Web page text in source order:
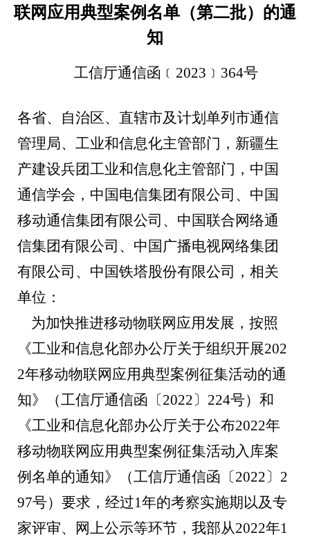
联网应用典型案例名单（第二批）的通
知
工信厅通信函﹝ 2023 ﹞ 364号
各省、自治区、直辖市及计划单列市通信
管理局、工业和信息化主管部门，新疆生
产建设兵团工业和信息化主管部门，中国
通信学会，中国电信集团有限公司、中国
移动通信集团有限公司、中国联合网络通
信集团有限公司、中国广播电视网络集团
有限公司、中国铁塔股份有限公司，相关
单位：
为加快推进移动物联网应用发展，按照
《工业和信息化部办公厅关于组织开展202
2年移动物联网应用典型案例征集活动的通
知》（工信厅通信函〔2022〕 224号）和
《工业和信息化部办公厅关于公布2022年
移动物联网应用典型案例征集活动入库案
例名单的通知》（工信厅通信函〔2022〕 2
97号）要求，经过1年的考察实施期以及专
家评审、网上公示等环节，我部从2022年1